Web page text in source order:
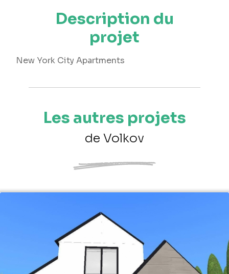
Description du
projet
New York City Apartments
Les autres projets
de Volkov